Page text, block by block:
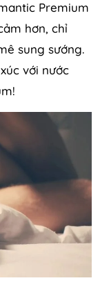
Premium
hơn, chỉ
sung sướng.
với nước